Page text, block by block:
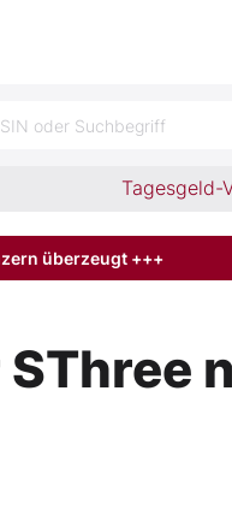
oder Suchbegriff
Tagesgeld-
überzeugt +++